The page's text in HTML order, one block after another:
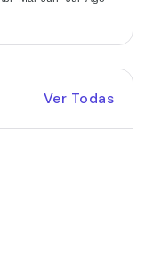
Ver Todas